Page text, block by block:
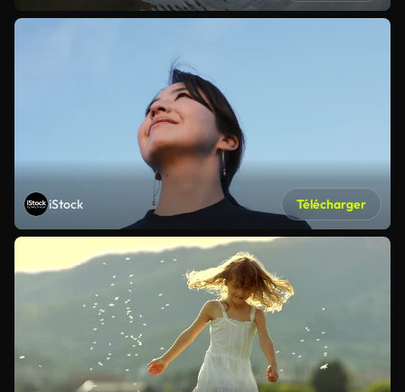
iStock Télécharger